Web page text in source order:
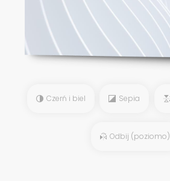
Czerń i biel Sepia
Odbij (poziomo)